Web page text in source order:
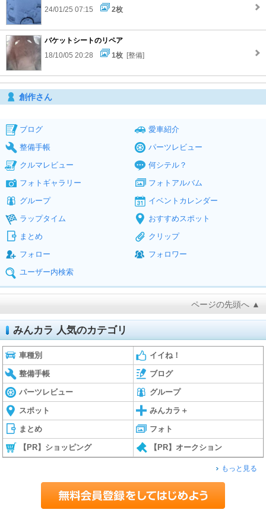
24/01/25 07:15
2枚
バケットシートのリペア
18/10/05 20:28
1枚 [整備]
創作さん
ブログ
愛車紹介
整備手帳
パーツレビュー
クルマレビュー
何シテル？
フォトギャラリー
フォトアルバム
グループ
イベントカレンダー
ラップタイム
おすすめスポット
まとめ
クリップ
フォロー
フォロワー
ユーザー内検索
ページの先頭へ ▲
みんカラ 人気のカテゴリ
車種別 イイね！
整備手帳 ブログ
パーツレビュー グループ
スポット みんカラ＋
まとめ フォト
【PR】ショッピング 【PR】オークション
もっと見る